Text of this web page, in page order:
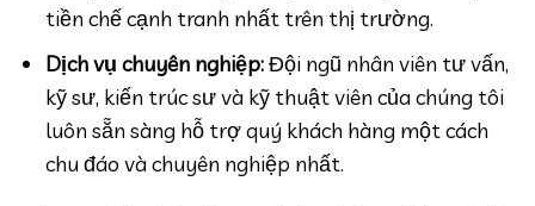
tiền chế cạnh tranh nhất trên thị trường.
Dịch vụ chuyên nghiệp:Đội ngũ nhân viên tư vấn,
kỹ sư, kiến trúc sư và kỹ thuật viên của chúng tôi
luôn sẵn sàng hỗ trợ quý khách hàng một cách
chu đáo và chuyên nghiệp nhất.